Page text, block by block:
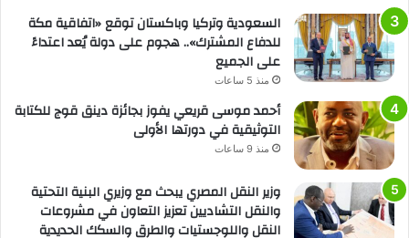
السعودية وتركيا وباكستان توقع «اتفاقية مكة
للدفاع المشترك».. هجوم على دولة يُعد اعتداءً
على الجميع
منذ 5 ساعات
أحمد موسى قريعي يفوز بجائزة دينق قوج للكتابة
التوثيقية في دورتها الأولى
منذ 9 ساعات
وزير النقل المصري يبحث مع وزيري البنية التحتية
والنقل التشاديين تعزيز التعاون في مشروعات
النقل واللوجستيات والطرق والسكك الحديدية